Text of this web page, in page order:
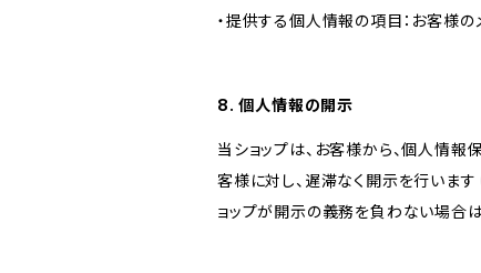
・提供する個人情報の項目：お客様
8. 個人情報の開示
当ショップは、お客様から、個人情
客様に対し、遅滞なく開示を行います
ョップが開示の義務を負わない場合は